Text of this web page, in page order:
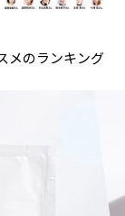
メのランキング